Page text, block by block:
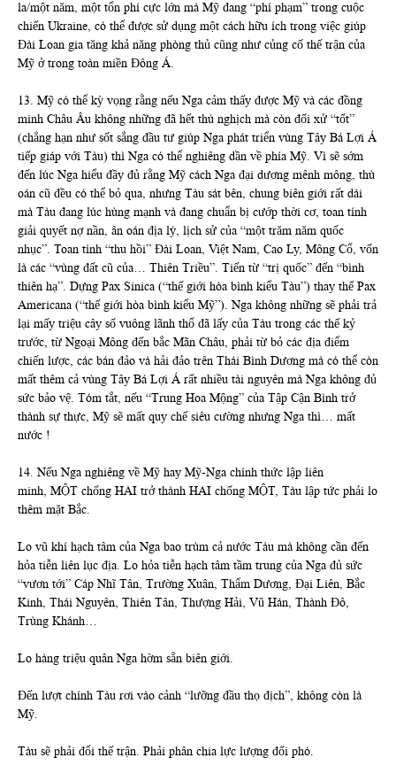
la/một năm, một tổn phí cực lớn mà Mỹ đang “phí phạm” trong cuộc
chiến Ukraine, có thể được sử dụng một cách hữu ích trong việc giúp
Đài Loan gia tăng khả năng phòng thủ cũng như củng cố thế trận của
Mỹ ở trong toàn miền Đông Á.
13. Mỹ có thể kỳ vọng rằng nếu Nga cảm thấy được Mỹ và các đồng
minh Châu Âu không những đã hết thù nghịch mà còn đối xử “tốt”
(chẳng hạn như sốt sắng đầu tư giúp Nga phát triển vùng Tây Bá Lợi Á
tiếp giáp với Tàu) thì Nga có thể nghiêng dần về phía Mỹ. Vì sẽ sớm
đến lúc Nga hiểu đầy đủ rằng Mỹ cách Nga đại dương mênh mông, thù
oán cũ đều có thể bỏ qua, nhưng Tàu sát bên, chung biên giới rất dài
mà Tàu đang lúc hùng mạnh và đang chuẩn bị cướp thời cơ, toan tính
giải quyết nợ nần, ân oán địa lý, lịch sử của “một trăm năm quốc
nhục”. Toan tính “thu hồi” Đài Loan, Việt Nam, Cao Ly, Mông Cổ, vốn
là các “vùng đất cũ của… Thiên Triều”. Tiến từ “trị quốc” đến “bình
thiên hạ”. Dựng Pax Sinica (“thế giới hòa bình kiểu Tàu”) thay thế Pax
Americana (“thế giới hòa bình kiểu Mỹ”). Nga không những sẽ phải trả
lại mấy triệu cây số vuông lãnh thổ đã lấy của Tàu trong các thế kỷ
trước, từ Ngoại Mông đến bắc Mãn Châu, phải từ bỏ các địa điểm
chiến lược, các bán đảo và hải đảo trên Thái Bình Dương mà có thể còn
mất thêm cả vùng Tây Bá Lợi Á rất nhiều tài nguyên mà Nga không đủ
sức bảo vệ. Tóm tắt, nếu “Trung Hoa Mộng” của Tập Cận Bình trở
thành sự thực, Mỹ sẽ mất quy chế siêu cường nhưng Nga thì… mất
nước !
14. Nếu Nga nghiêng về Mỹ hay Mỹ-Nga chính thức lập liên
minh, MỘT chống HAI trở thành HAI chống MỘT, Tàu lập tức phải lo
thêm mặt Bắc.
Lo vũ khí hạch tâm của Nga bao trùm cả nước Tàu mà không cần đến
hỏa tiễn liên lục địa. Lo hỏa tiễn hạch tâm tầm trung của Nga đủ sức
“vươn tới” Cáp Nhĩ Tân, Trường Xuân, Thẩm Dương, Đại Liên, Bắc
Kinh, Thái Nguyên, Thiên Tân, Thượng Hải, Vũ Hán, Thành Đô,
Trùng Khánh…
Lo hàng triệu quân Nga hờm sẵn biên giới.
Đến lượt chính Tàu rơi vào cảnh “lưỡng đầu thọ địch”, không còn là
Mỹ.
Tàu sẽ phải đổi thế trận. Phải phân chia lực lượng đối phó.